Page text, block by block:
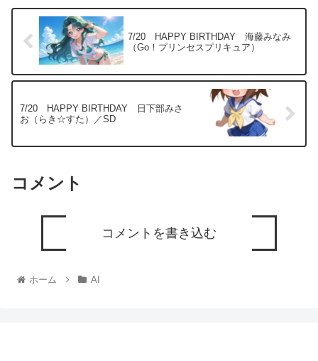
7/20 HAPPY BIRTHDAY 海藤みなみ
（Go！プリンセスプリキュア）
7/20 HAPPY BIRTHDAY 日下部みさ
お（らき☆すた）／SD
コメント
コメントを書き込む
ホーム AI